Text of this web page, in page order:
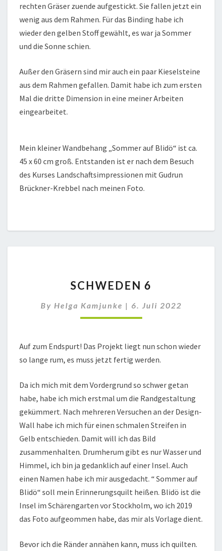
rechten Gräser zuende aufgestickt. Sie fallen jetzt ein
wenig aus dem Rahmen. Für das Binding habe ich
wieder den gelben Stoff gewählt, es war ja Sommer
und die Sonne schien.
Außer den Gräsern sind mir auch ein paar Kieselsteine
aus dem Rahmen gefallen. Damit habe ich zum ersten
Mal die dritte Dimension in eine meiner Arbeiten
eingearbeitet.
Mein kleiner Wandbehang „Sommer auf Blidö“ ist ca.
45 x 60 cm groß. Entstanden ist er nach dem Besuch
des Kurses Landschaftsimpressionen mit Gudrun
Brückner-Krebbel nach meinen Foto.
6
SCHWEDEN 6
By Helga Kamjunke | 6. Juli 2022
Auf zum Endspurt! Das Projekt liegt nun schon wieder
so lange rum, es muss jetzt fertig werden.
Da ich mich mit dem Vordergrund so schwer getan
habe, habe ich mich erstmal um die Randgestaltung
gekümmert. Nach mehreren Versuchen an der Design-
Wall habe ich mich für einen schmalen Streifen in
Gelb entschieden. Damit will ich das Bild
zusammenhalten. Drumherum gibt es nur Wasser und
Himmel, ich bin ja gedanklich auf einer Insel. Auch
einen Namen habe ich mir ausgedacht. “ Sommer auf
Blidö“ soll mein Erinnerungsquilt heißen. Blidö ist die
Insel im Schärengarten vor Stockholm, wo ich 2019
das Foto aufgeommen habe, das mir als Vorlage dient.
Bevor ich die Ränder annähen kann, muss ich quilten.